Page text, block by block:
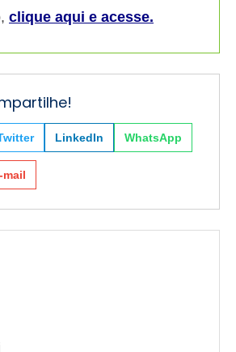
clique aqui e acesse.
LinkedIn WhatsApp
mail